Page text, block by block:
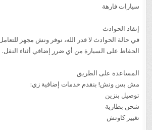
سيارات فارهة
إنقاذ الحوادث
في حالة الحوادث لا قدر الله، نوفر ونش مجهز
الحفاظ على السيارة من أي ضرر إضافي أثناء النقل.
المساعدة على الطريق
مش بس ونش! بنقدم خدمات إضافية زي:
توصيل بنزين
شحن بطارية
تغيير كاوتش